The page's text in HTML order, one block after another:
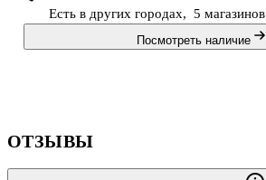
Есть в других городах, 5 магазинов
Посмотреть наличие
ОТЗЫВЫ